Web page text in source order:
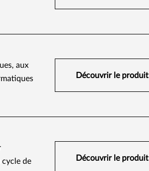
aux
Découvrir le produit​
cycle de
Découvrir le produit